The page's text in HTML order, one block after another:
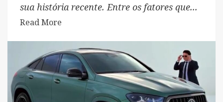
sua história recente. Entre os fatores que...
Read More
about
Cartas
Contempladas
Impulsionam